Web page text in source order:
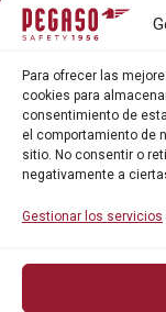
Para ofrecer las
cookies para
consentimiento de
el comportamiento de
sitio. No consentir o
negativamente a
Gestionar los servicios